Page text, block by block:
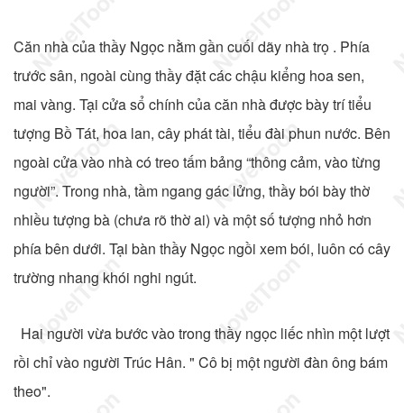
Căn nhà của thầy Ngọc nằm gần cuối dãy nhà trọ . Phía
trước sân, ngoài cùng thầy đặt các chậu kiểng hoa sen,
mai vàng. Tại cửa sổ chính của căn nhà được bày trí tiểu
tượng Bồ Tát, hoa lan, cây phát tài, tiểu đài phun nước. Bên
ngoài cửa vào nhà có treo tấm bảng “thông cảm, vào từng
người”. Trong nhà, tầm ngang gác lửng, thầy bói bày thờ
nhiều tượng bà (chưa rõ thờ ai) và một số tượng nhỏ hơn
phía bên dưới. Tại bàn thầy Ngọc ngồi xem bói, luôn có cây
trường nhang khói nghi ngút.
Hai người vừa bước vào trong thầy ngọc liếc nhìn một lượt
rồi chỉ vào người Trúc Hân. " Cô bị một người đàn ông bám
theo".